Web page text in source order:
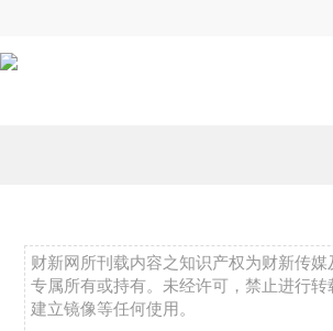
财新网所刊载内容之知识产权为财新传媒
专属所有或持有。未经许可，禁止进行转
建立镜像等任何使用。